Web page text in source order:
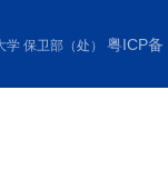
学 保卫部（处）粤ICP备